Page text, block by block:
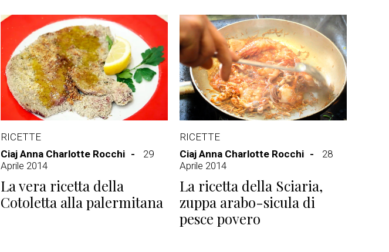
RICETTE
Ciaj Anna Charlotte Rocchi
29
Aprile 2014
La vera ricetta della
Cotoletta alla palermitana
RICETTE
Ciaj Anna Charlotte Rocchi
28
Aprile 2014
La ricetta della Sciaria,
zuppa arabo-sicula di
pesce povero